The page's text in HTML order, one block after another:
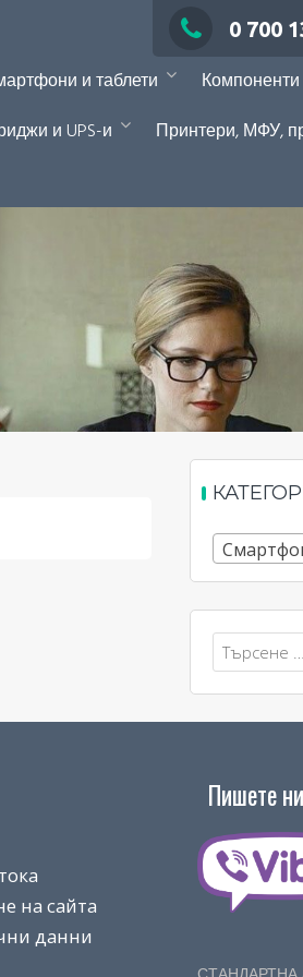
0 700
и таблети
и UPS-и Принтери, МФУ,
Търсене
за:
на сайта
данни